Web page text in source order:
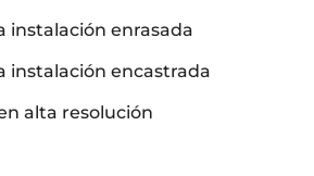
instalación enrasada
instalación encastrada
alta resolución